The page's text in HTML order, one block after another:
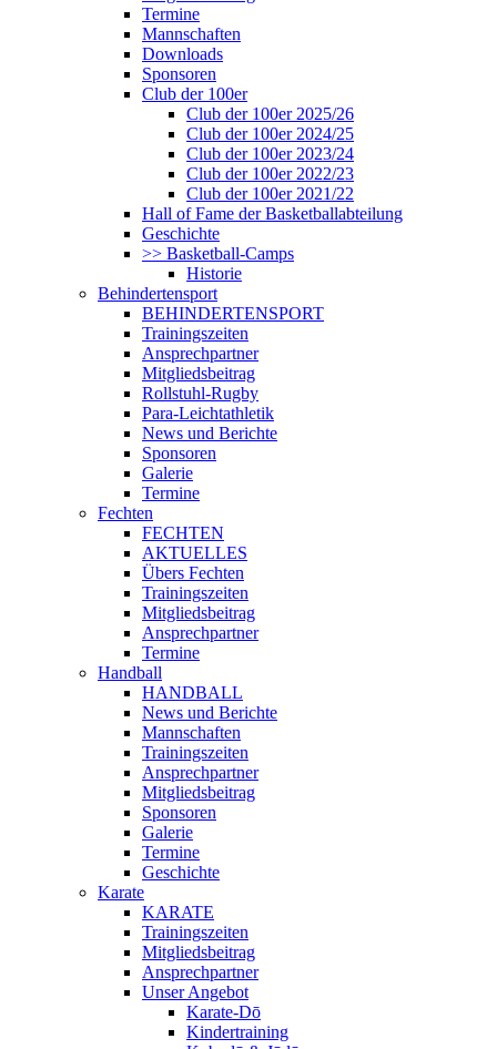
Termine
Mannschaften
Downloads
Sponsoren
Club der 100er
Club der 100er 2025/26
Club der 100er 2024/25
Club der 100er 2023/24
Club der 100er 2022/23
Club der 100er 2021/22
Hall of Fame der Basketballabteilung
Geschichte
>> Basketball-Camps
Historie
Behindertensport
BEHINDERTENSPORT
Trainingszeiten
Ansprechpartner
Mitgliedsbeitrag
Rollstuhl-Rugby
Para-Leichtathletik
News und Berichte
Sponsoren
Galerie
Termine
Fechten
FECHTEN
AKTUELLES
Übers Fechten
Trainingszeiten
Mitgliedsbeitrag
Ansprechpartner
Termine
Handball
HANDBALL
News und Berichte
Mannschaften
Trainingszeiten
Ansprechpartner
Mitgliedsbeitrag
Sponsoren
Galerie
Termine
Geschichte
Karate
KARATE
Trainingszeiten
Mitgliedsbeitrag
Ansprechpartner
Unser Angebot
Karate-Dō
Kindertraining